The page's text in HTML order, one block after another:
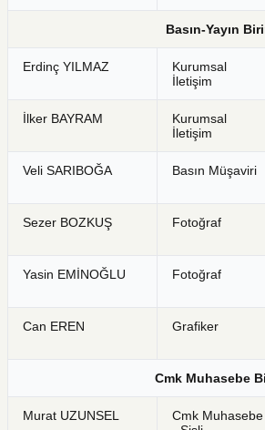
Basın-Yayın
Erdinç YILMAZ
Kurumsal
İletişim
İlker BAYRAM
Kurumsal
İletişim
Veli SARIBOĞA Basın Müşaviri
Sezer BOZKUŞ Fotoğraf
Yasin EMİNOĞLU Fotoğraf
Can EREN Grafiker
Cmk Muhasebe
Murat UZUNSEL
Cmk Muhasebe